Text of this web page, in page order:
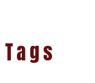
Tags